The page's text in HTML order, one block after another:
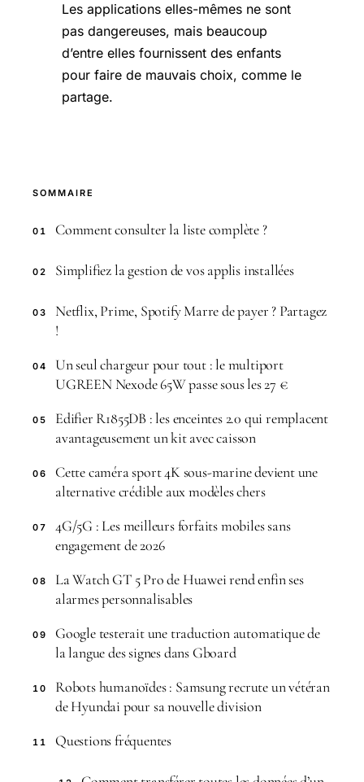
Les applications elles-mêmes ne sont
pas dangereuses, mais beaucoup
d’entre elles fournissent des enfants
pour faire de mauvais choix, comme le
partage.
SOMMAIRE
01 Comment consulter la liste complète ?
02 Simplifiez la gestion de vos applis installées
03
Netflix, Prime, Spotify Marre de payer ? Partagez
!
04
Un seul chargeur pour tout : le multiport
UGREEN Nexode 65W passe sous les 27 €
05
Edifier R1855DB : les enceintes 2.0 qui remplacent
avantageusement un kit avec caisson
06
Cette caméra sport 4K sous-marine devient une
alternative crédible aux modèles chers
07
4G/5G : Les meilleurs forfaits mobiles sans
engagement de 2026
08
La Watch GT 5 Pro de Huawei rend enfin ses
alarmes personnalisables
09
Google testerait une traduction automatique de
la langue des signes dans Gboard
10
Robots humanoïdes : Samsung recrute un vétéran
de Hyundai pour sa nouvelle division
11 Questions fréquentes